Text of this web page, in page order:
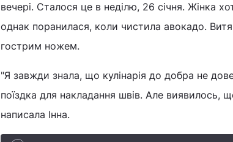
вечері. Сталося це в неділю, 26 січня. Жінка
однак поранилася, коли чистила авокадо.
гострим ножем.
"Я завжди знала, що кулінарія до добра не
поїздка для накладання швів. Але виявилось,
написала Інна.